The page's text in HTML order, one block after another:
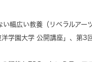
幅広い教養（リベラルアー
学園大学 公開講座」、第3